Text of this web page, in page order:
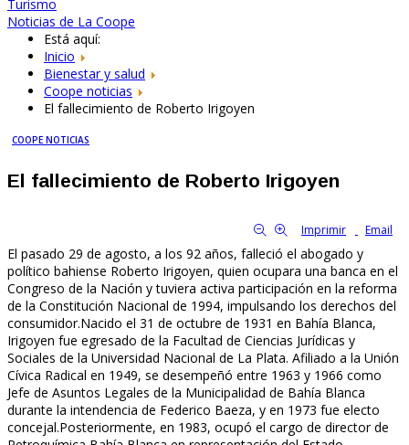
Turismo
Noticias de La Coope
Está aquí:
Inicio
Bienestar y salud
Coope noticias
El fallecimiento de Roberto Irigoyen
COOPE NOTICIAS
El fallecimiento de Roberto Irigoyen
Imprimir Email
El pasado 29 de agosto, a los 92 años, falleció el abogado y
político bahiense Roberto Irigoyen, quien ocupara una banca en el
Congreso de la Nación y tuviera activa participación en la reforma
de la Constitución Nacional de 1994, impulsando los derechos del
consumidor.Nacido el 31 de octubre de 1931 en Bahía Blanca,
Irigoyen fue egresado de la Facultad de Ciencias Jurídicas y
Sociales de la Universidad Nacional de La Plata. Afiliado a la Unión
Cívica Radical en 1949, se desempeñó entre 1963 y 1966 como
Jefe de Asuntos Legales de la Municipalidad de Bahía Blanca
durante la intendencia de Federico Baeza, y en 1973 fue electo
concejal.Posteriormente, en 1983, ocupó el cargo de director de